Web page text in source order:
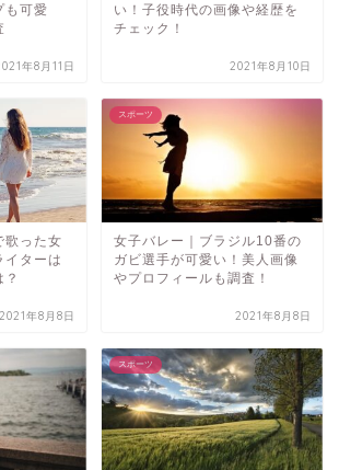
も可愛
年8月11日
い！子役時代の画像や経歴を
チェック！
2021年8月10日
歌った女
イターは
2021年8月8日
スポーツ
女子バレー｜ブラジル10番の
ガビ選手が可愛い！美人画像
やプロフィールも調査！
2021年8月8日
スポーツ